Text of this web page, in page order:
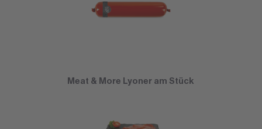
Meat & More Lyoner am Stück